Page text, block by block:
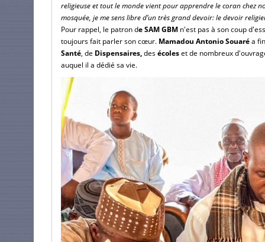
religieuse et tout le monde vient pour apprendre le coran chez
mosquée, je me sens libre d’un très grand devoir: le devoir
Pour rappel, le patron de SAM GBM n'est pas à son coup
toujours fait parler son cœur. Mamadou Antonio Souaréa
Santé, de Dispensaires,desécoleset de nombreux
auquel il a dédié sa vie.